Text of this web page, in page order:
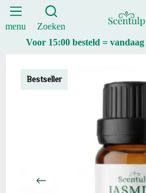
Ga
naar
demenu
Zoeken
Voor 15:00 besteld =
Bestseller
10ml